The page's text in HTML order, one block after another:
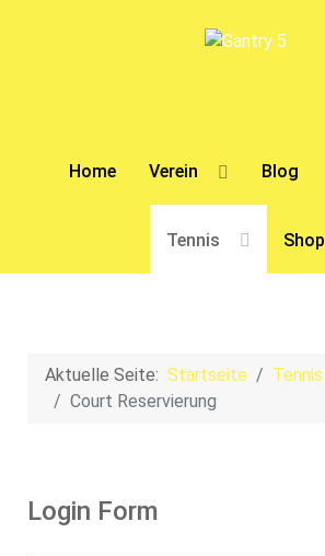
Home Verein Blog
Tennis Shop
Aktuelle Seite: Startseite
Tennis
Court Reservierung
Login Form